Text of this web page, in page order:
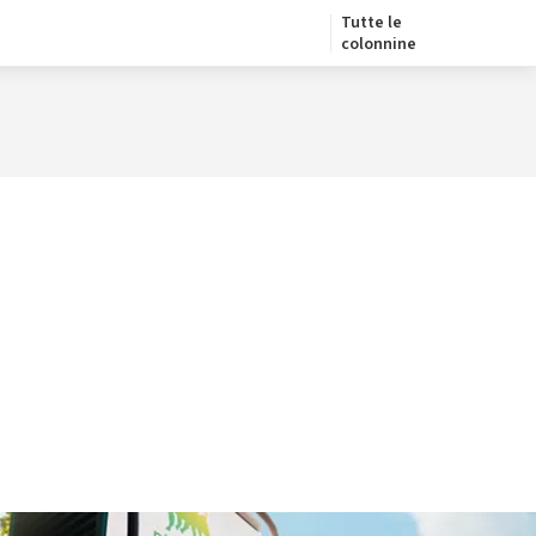
Tutte le
colonnine